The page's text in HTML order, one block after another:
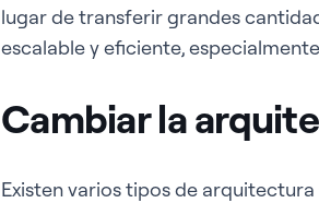
lugar de transferir grandes
escalable y eficiente,
Cambiar la
Existen varios tipos de